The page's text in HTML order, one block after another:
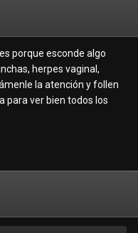
porque esconde algo
herpes vaginal,
la atención y follen
para ver bien todos los